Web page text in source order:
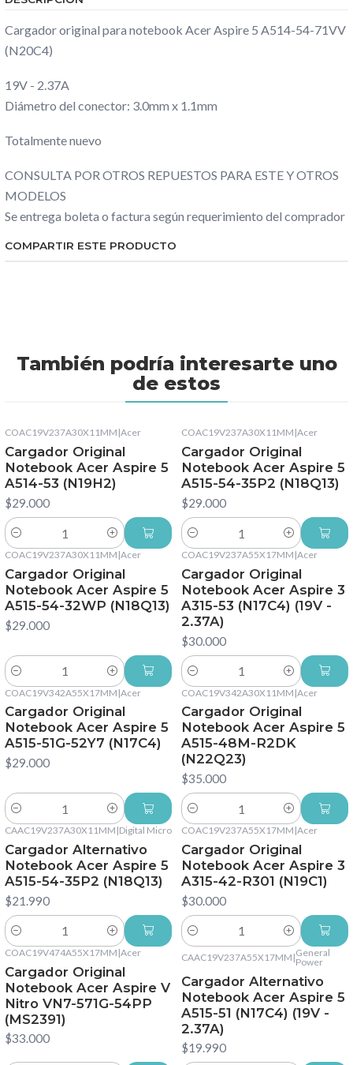
Cargador original para notebook Acer Aspire 5 A514-54-71VV
(N20C4)
19V - 2.37A
Diámetro del conector: 3.0mm x 1.1mm
Totalmente nuevo
CONSULTA POR OTROS REPUESTOS PARA ESTE Y OTROS
MODELOS
Se entrega boleta o factura según requerimiento del comprador
COMPARTIR ESTE PRODUCTO
También podría interesarte uno
de estos
COAC19V237A30X11MM |Acer
Cargador Original
Notebook Acer Aspire 5
A514-53 (N19H2)
$29.000
Cantidad
COAC19V237A30X11MM |Acer
Cargador Original
Notebook Acer Aspire 5
A515-54-35P2 (N18Q13)
$29.000
Cantidad
COAC19V237A30X11MM |Acer
Cargador Original
Notebook Acer Aspire 5
A515-54-32WP (N18Q13)
$29.000
Cantidad
COAC19V237A55X17MM |Acer
Cargador Original
Notebook Acer Aspire 3
A315-53 (N17C4) (19V -
2.37A)
$30.000
Cantidad
COAC19V342A55X17MM |Acer
Cargador Original
Notebook Acer Aspire 5
A515-51G-52Y7 (N17C4)
$29.000
Cantidad
COAC19V342A30X11MM |Acer
Cargador Original
Notebook Acer Aspire 5
A515-48M-R2DK
(N22Q23)
$35.000
Cantidad
CAAC19V237A30X11MM |Digital Micro
Cargador Alternativo
Notebook Acer Aspire 5
A515-54-35P2 (N18Q13)
$21.990
Cantidad
COAC19V237A55X17MM |Acer
Cargador Original
Notebook Acer Aspire 3
A315-42-R301 (N19C1)
$30.000
Cantidad
COAC19V474A55X17MM |Acer
Cargador Original
Notebook Acer Aspire V
Nitro VN7-571G-54PP
(MS2391)
$33.000
CAAC19V237A55X17MM |General
Power
Cargador Alternativo
Notebook Acer Aspire 5
A515-51 (N17C4) (19V -
2.37A)
$19.990